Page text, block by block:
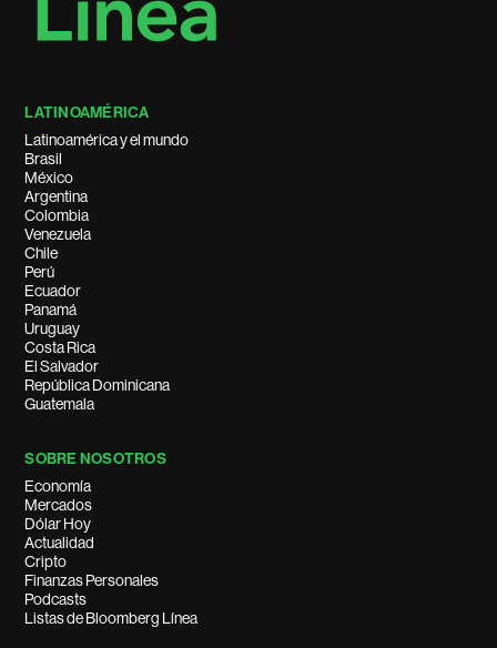
LATINOAMÉRICA
Latinoamérica y el mundo
Brasil
México
Argentina
Colombia
Venezuela
Chile
Perú
Ecuador
Panamá
Uruguay
Costa Rica
El Salvador
República Dominicana
Guatemala
SOBRE NOSOTROS
Economía
Mercados
Dólar Hoy
Actualidad
Cripto
Finanzas Personales
Podcasts
Listas de Bloomberg Línea